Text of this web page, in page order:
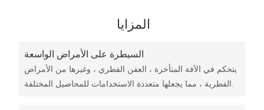
المزايا
السيطرة على الأمراض الواسعة
يتحكم في الآفة المتأخرة ، العفن الفطري ، وغيرها من الأمراض
الفطرية ، مما يجعلها متعددة الاستخدامات للمحاصيل المختلفة.